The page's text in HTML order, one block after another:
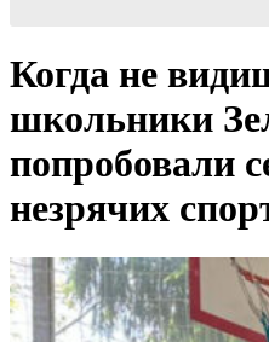
Когда не
школьники
попробовали
незрячих